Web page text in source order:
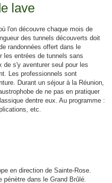
lave
l'on découvre chaque mois de
des tunnels découverts doit
randonnées offert dans le
les entrées de tunnels sans
de s'y aventurer seul pour les
Les professionnels sont
Durant un séjour à la Réunion,
de ne pas en pratiquer
dentre eux. Au programme :
etc.
en direction de Sainte-Rose.
pénètre dans le Grand Brûlé.